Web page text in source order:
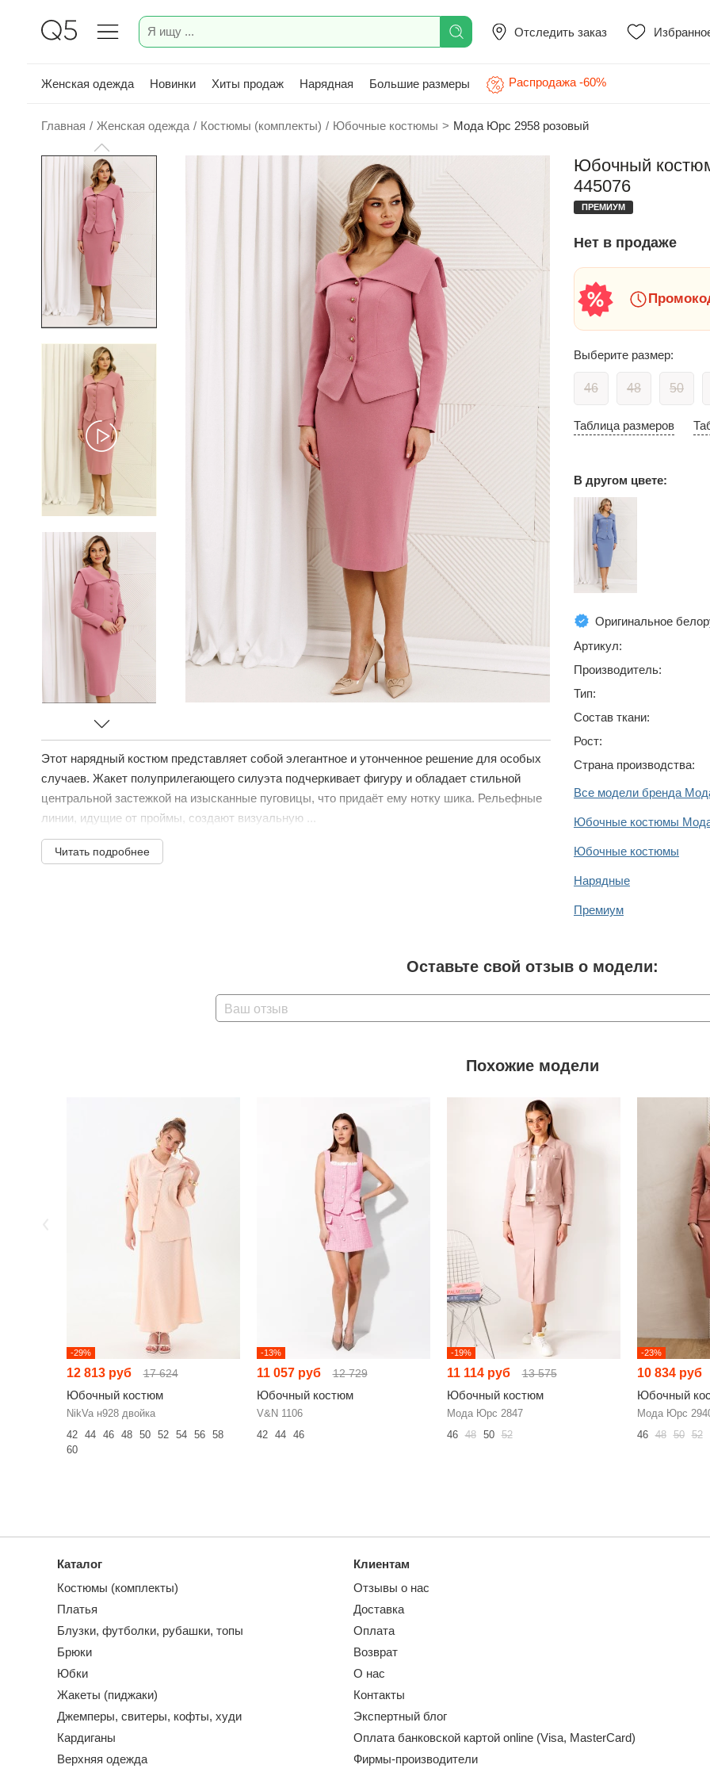
Отследить заказ
Женская одежда Новинки Хиты продаж Нарядная Большие размеры Распродажа -60%
Главная / Женская одежда / Костюмы (комплекты) / Юбочные костюмы > Мода Юрс 2958 розовый
Этот нарядный костюм представляет собой элегантное и утонченное решение для особых
случаев. Жакет полуприлегающего силуэта подчеркивает фигуру и обладает стильной
центральной застежкой на изысканные пуговицы, что придаёт ему нотку шика. Рельефные
линии, идущие от проймы, создают визуальную ...
Читать подробнее
Юбочный
445076
ПРЕМИУМ
Нет в продаже
Выберите размер:
46 48 50
Таблица размеров
В другом цвете:
Оригинальное
Артикул:
Производитель:
Тип:
Состав ткани:
Рост:
Страна производства:
Все модели бренда
Юбочные костюмы
Юбочные костюмы
Нарядные
Премиум
Оставьте свой отзыв о модели:
Ваш отзыв
Похожие модели
-29%
12 813 руб 17 624
Юбочный костюм
NikVa н928 двойка
42
44 46 48 50 52 54 56
58
60
-13%
11 057 руб 12 729
Юбочный костюм
V&N 1106
42
44 46
-19%
11 114 руб 13 575
Юбочный костюм
Мода Юрс 2847
46 48 50 52
-23%
10 834 руб
Юбочный
Мода Юрс
46 48 50 52
Каталог
Костюмы (комплекты)
Платья
Блузки, футболки, рубашки, топы
Брюки
Юбки
Жакеты (пиджаки)
Джемперы, свитеры, кофты, худи
Кардиганы
Верхняя одежда
Клиентам
Отзывы о нас
Доставка
Оплата
Возврат
О нас
Контакты
Экспертный блог
Оплата банковской картой online (Visa, MasterCard)
Фирмы-производители